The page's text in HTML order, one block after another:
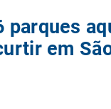
parques
em